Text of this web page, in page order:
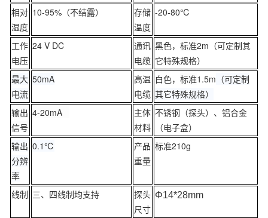
相对
湿度
10-95%（不结露）
存储
温度
-20-80℃
工作
电压
24 V DC
通讯
电缆
黑色， 标准2m（可定制其
它特殊规格）
最大
电流
50mA
高温
电缆
白色， 标准1.5m （可定制
其它特殊规格）
输出
信号
4-20mA
主体
材料
不锈钢（探头）、铝合金
（电子盒）
输出
分辨
率
0.1℃
产品
重量
标准210g
线制 三、四线制均支持
探头
尺寸
Φ14*28mm